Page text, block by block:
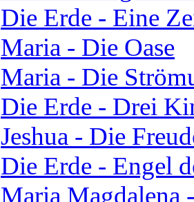
Die Erde - Eine
Maria - Die Oase
Maria - Die
Die Erde - Drei
Jeshua - Die
Die Erde - Engel
Maria Magdalena